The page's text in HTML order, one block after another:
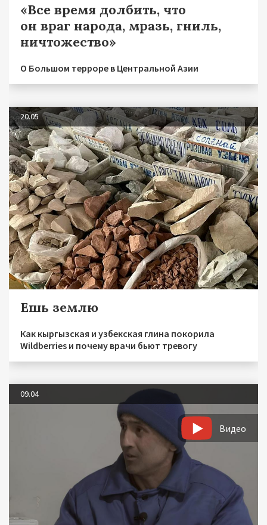
«Все время долбить, что
он враг народа, мразь, гниль,
ничтожество»
О Большом терроре в Центральной Азии
20.05
Ешь землю
Как кыргызская и узбекская глина покорила
Wildberries и почему врачи бьют тревогу
09.04
Видео